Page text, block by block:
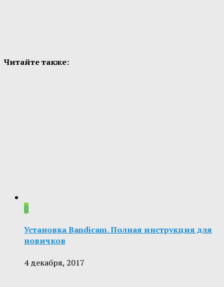
Читайте также:
0
Установка Bandicam. Полная инструкция для
новичков
4 декабря, 2017